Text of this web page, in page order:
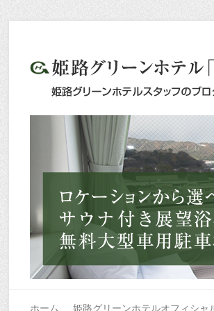
ホーム 姫路グリーンホテルオフィシャ